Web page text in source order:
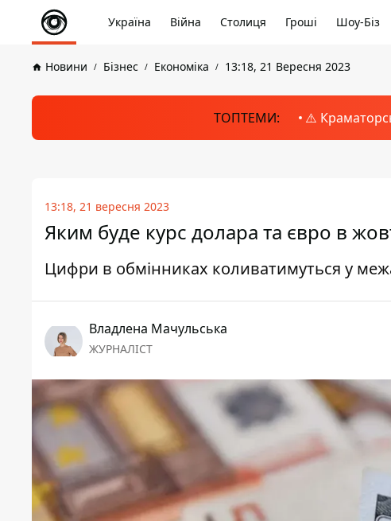
Україна Війна Столиця Гроші Шоу-Біз
Новини Бізнес Економіка 13:18, 21 Вересня 2023
ТОПТЕМИ: ⚠️
13:18, 21 вересня 2023
Яким буде курс долара та євро в
Цифри в обмінниках коливатимуться у
Владлена Мачульська
ЖУРНАЛІСТ